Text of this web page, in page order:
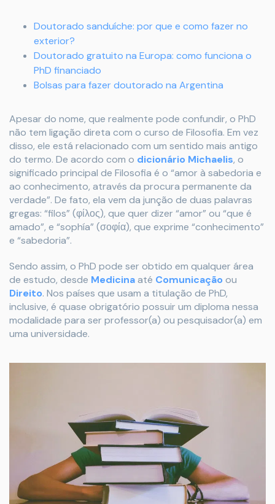
Doutorado sanduíche: por que e como fazer no
exterior?
Doutorado gratuito na Europa: como funciona o
PhD financiado
Bolsas para fazer doutorado na Argentina
Apesar do nome, que realmente pode confundir, o PhD
não tem ligação direta com o curso de Filosofia. Em vez
disso, ele está relacionado com um sentido mais antigo
do termo. De acordo com o dicionário Michaelis, o
significado principal de Filosofia é o “amor à sabedoria e
ao conhecimento, através da procura permanente da
verdade”. De fato, ela vem da junção de duas palavras
gregas: “filos” (φίλος), que quer dizer “amor” ou “que é
amado”, e “sophía” (σοφία), que exprime “conhecimento”
e “sabedoria”.
Sendo assim, o PhD pode ser obtido em qualquer área
de estudo, desde Medicinaaté Comunicação ou
Direito. Nos países que usam a titulação de PhD,
inclusive, é quase obrigatório possuir um diploma nessa
modalidade para ser professor(a) ou pesquisador(a) em
uma universidade.